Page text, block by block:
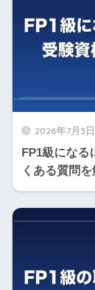
2026年7月3日
FP1級になる
くある質問